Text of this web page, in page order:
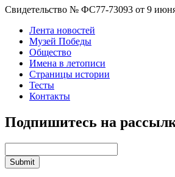
Свидетельство № ФС77-73093 от 9
Лента новостей
Музей Победы
Общество
Имена в летописи
Страницы истории
Тесты
Контакты
Подпишитесь на